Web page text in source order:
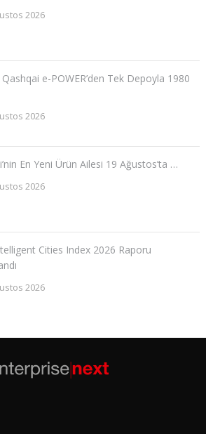
2026
e-POWER’den Tek Depoyla 1980
2026
En Yeni Ürün Ailesi 19 Ağustos’ta …
2026
Cities Index 2026 Raporu
2026